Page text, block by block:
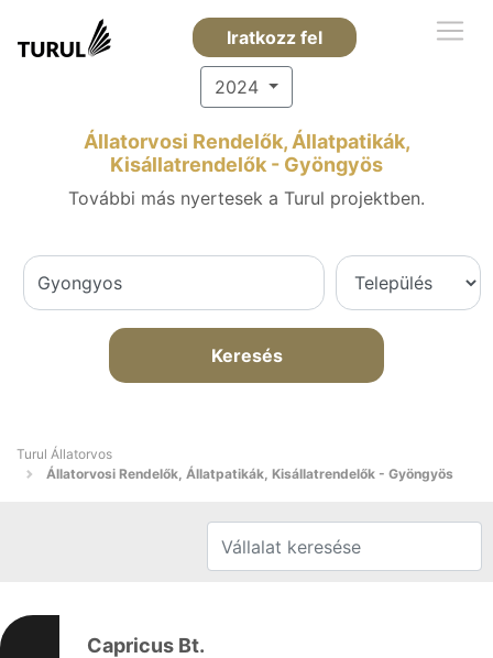
Iratkozz fel
2024
Állatorvosi Rendelők, Állatpatikák,
Kisállatrendelők - Gyöngyös
További más nyertesek a Turul projektben.
Keresés
Turul Állatorvos
Állatorvosi Rendelők, Állatpatikák, Kisállatrendelők - Gyöngyös
Capricus Bt.